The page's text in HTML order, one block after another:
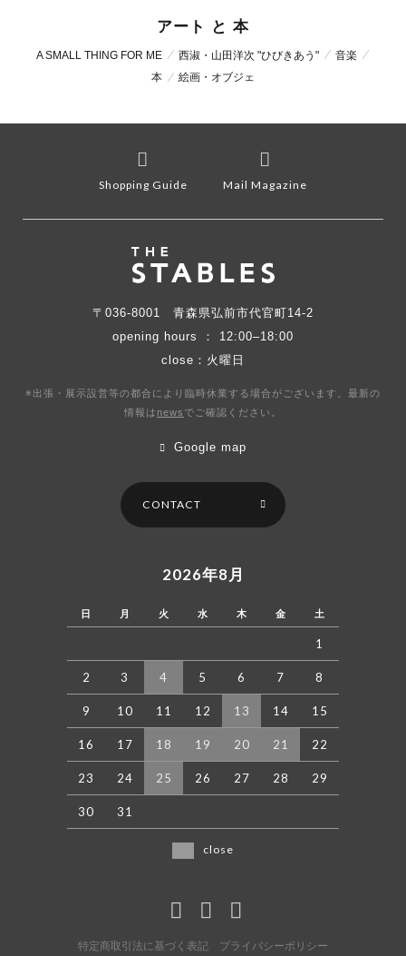
アート と 本
A SMALL THING FOR ME 西淑・山田洋次 "ひびきあう"
音楽
本
絵画・オブジェ
Shopping Guide Mail Magazine
〒036-8001 青森県弘前市代官町14-2
opening hours ： 12:00–18:00
close：火曜日
※出張・展示設営等の都合により臨時休業する場合がございます。最新の
情報は news で ご確認ください。
Google map
CONTACT
2026年8月
日 月 火 水 木 金 土
1
2 3 4 5 6 7 8
9 10 11 12 13 14 15
16 17 18 19 20 21 22
23 24 25 26 27 28 29
30 31
close
特定商取引法に基づく表記 プライバシーポリシー